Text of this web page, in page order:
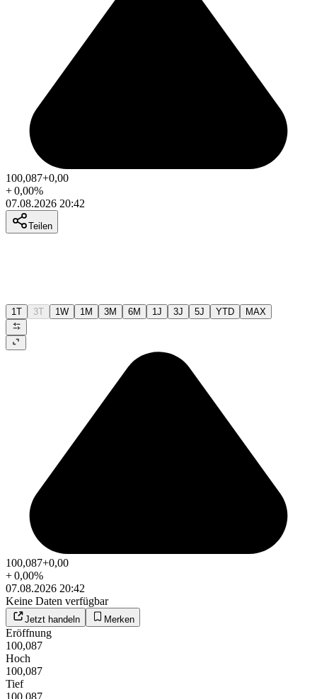
100,087+0,00
+0,00%
07.08.2026 20:42
Teilen
1T 3T 1W 1M 3M 6M 1J 3J 5J YTD MAX
100,087+0,00
+0,00%
07.08.2026 20:42
Keine Daten verfügbar
Jetzt handeln Merken
Eröffnung
100,087
Hoch
100,087
Tief
100,087